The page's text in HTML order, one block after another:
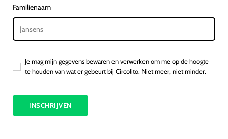
Familienaam
Je mag mijn gegevens bewaren en verwerken om me op de hoogte
te houden van wat er gebeurt bij Circolito. Niet meer, niet minder.
INSCHRIJVEN